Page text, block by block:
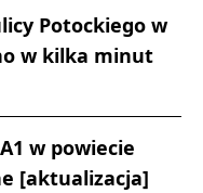
Potockiego w
w kilka minut
w powiecie
[aktualizacja]